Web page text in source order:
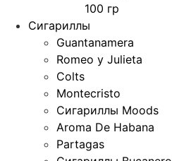
100 гр
Сигариллы
Guantanamera
Romeo y Julieta
Colts
Montecristo
Сигариллы Moods
Aroma De Habana
Partagas